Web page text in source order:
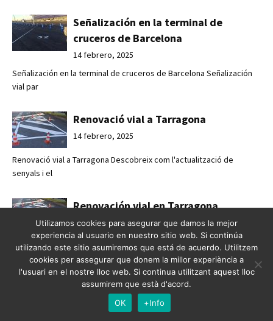
Señalización en la terminal de
cruceros de Barcelona
14 febrero, 2025
Señalización en la terminal de cruceros de Barcelona Señalización
vial par
Renovació vial a Tarragona
14 febrero, 2025
Renovació vial a Tarragona Descobreix com l'actualització de
senyals i el
Renovación vial en Tarragona
14 febrero, 2025
Renovación vial en Tarragona Descubre cómo la actualización de
señales y e
Passos de vianants a Olot
14 febrero, 2025
Utilizamos cookies para asegurar que damos la mejor
experiencia al usuario en nuestro sitio web. Si continúa
utilizando este sitio asumiremos que está de acuerdo. Utilitzem
cookies per assegurar que donem la millor experiència a
l'usuari en el nostre lloc web. Si continua utilitzant aquest lloc
assumirem que està d'acord.
OK
+Info